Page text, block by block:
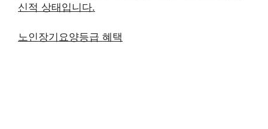
신적 상태입니다.
노인장기요양등급 혜택